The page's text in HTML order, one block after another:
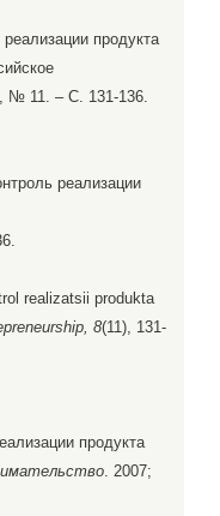
продукта
№ 11. – С. 131-136.
реализации
realizatsii produkta
8(11), 131-
продукта
. 2007;